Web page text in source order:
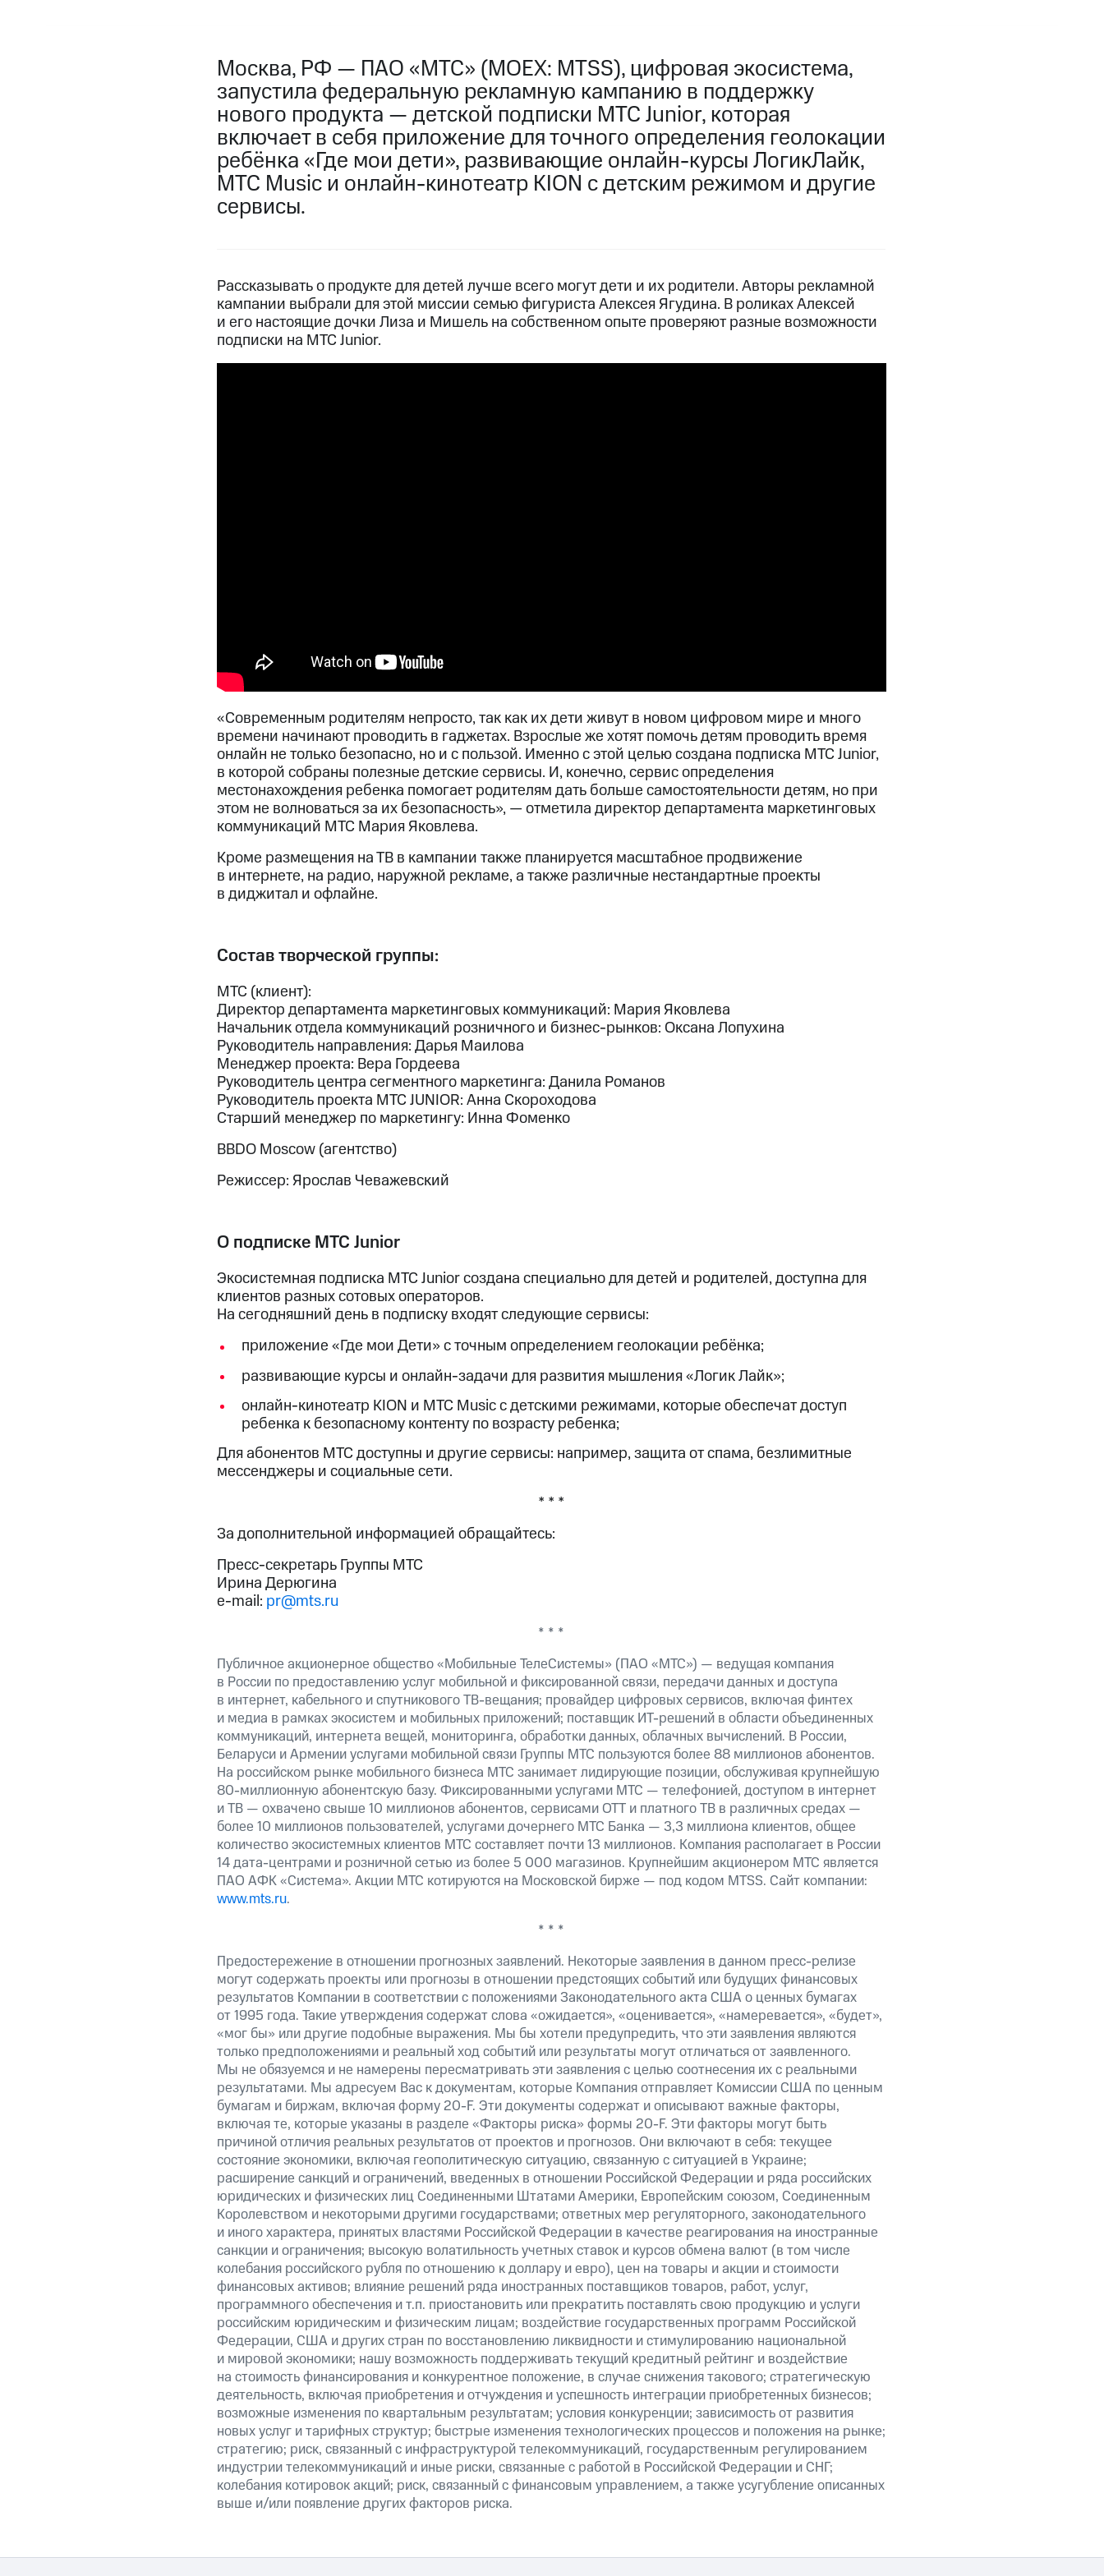
Москва, РФ — ПАО «МТС» (MOEX: MTSS), цифровая экосистема,
запустила федеральную рекламную кампанию в поддержку
нового продукта — детской подписки МТС Junior, которая
включает в себя приложение для точного определения геолокации
ребёнка «Где мои дети», развивающие онлайн-курсы ЛогикЛайк,
МТС Music и онлайн-кинотеатр KION с детским режимом и другие
сервисы.
Рассказывать о продукте для детей лучше всего могут дети и их родители. Авторы рекламной
кампании выбрали для этой миссии семью фигуриста Алексея Ягудина. В роликах Алексей
и его настоящие дочки Лиза и Мишель на собственном опыте проверяют разные возможности
подписки на МТС Junior.
«Современным родителям непросто, так как их дети живут в новом цифровом мире и много
времени начинают проводить в гаджетах. Взрослые же хотят помочь детям проводить время
онлайн не только безопасно, но и с пользой. Именно с этой целью создана подписка МТС Junior,
в которой собраны полезные детские сервисы. И, конечно, сервис определения
местонахождения ребенка помогает родителям дать больше самостоятельности детям, но при
этом не волноваться за их безопасность», — отметила директор департамента маркетинговых
коммуникаций МТС Мария Яковлева.
Кроме размещения на ТВ в кампании также планируется масштабное продвижение
в интернете, на радио, наружной рекламе, а также различные нестандартные проекты
в диджитал и офлайне.
Состав творческой группы:
МТС (клиент):
Директор департамента маркетинговых коммуникаций: Мария Яковлева
Начальник отдела коммуникаций розничного и бизнес-рынков: Оксана Лопухина
Руководитель направления: Дарья Маилова
Менеджер проекта: Вера Гордеева
Руководитель центра сегментного маркетинга: Данила Романов
Руководитель проекта МТС JUNIOR: Анна Скороходова
Старший менеджер по маркетингу: Инна Фоменко
BBDO Moscow (агентство)
Режиссер: Ярослав Чеважевский
О подписке МТС Junior
Экосистемная подписка МТС Junior создана специально для детей и родителей, доступна для
клиентов разных сотовых операторов.
На сегодняшний день в подписку входят следующие сервисы:
приложение «Где мои Дети» с точным определением геолокации ребёнка;
развивающие курсы и онлайн-задачи для развития мышления «Логик Лайк»;
онлайн-кинотеатр KION и МТС Music с детскими режимами, которые обеспечат доступ
ребенка к безопасному контенту по возрасту ребенка;
Для абонентов МТС доступны и другие сервисы: например, защита от спама, безлимитные
мессенджеры и социальные сети.
* * *
За дополнительной информацией обращайтесь:
Пресс-секретарь Группы МТС
Ирина Дерюгина
e-mail: pr@mts.ru
* * *
Публичное акционерное общество «Мобильные ТелеСистемы» (ПАО «МТС») — ведущая компания
в России по предоставлению услуг мобильной и фиксированной связи, передачи данных и доступа
в интернет, кабельного и спутникового ТВ-вещания; провайдер цифровых сервисов, включая финтех
и медиа в рамках экосистем и мобильных приложений; поставщик ИТ-решений в области объединенных
коммуникаций, интернета вещей, мониторинга, обработки данных, облачных вычислений. В России,
Беларуси и Армении услугами мобильной связи Группы МТС пользуются более 88 миллионов абонентов.
На российском рынке мобильного бизнеса МТС занимает лидирующие позиции, обслуживая крупнейшую
80-миллионную абонентскую базу. Фиксированными услугами МТС — телефонией, доступом в интернет
и ТВ — охвачено свыше 10 миллионов абонентов, сервисами OTT и платного ТВ в различных средах —
более 10 миллионов пользователей, услугами дочернего МТС Банка — 3,3 миллиона клиентов, общее
количество экосистемных клиентов МТС составляет почти 13 миллионов. Компания располагает в России
14 дата-центрами и розничной сетью из более 5 000 магазинов. Крупнейшим акционером МТС является
ПАО АФК «Система». Акции МТС котируются на Московской бирже — под кодом MTSS. Сайт компании:
www.mts.ru.
* * *
Предостережение в отношении прогнозных заявлений. Некоторые заявления в данном пресс-релизе
могут содержать проекты или прогнозы в отношении предстоящих событий или будущих финансовых
результатов Компании в соответствии с положениями Законодательного акта США о ценных бумагах
от 1995 года. Такие утверждения содержат слова «ожидается», «оценивается», «намеревается», «будет»,
«мог бы» или другие подобные выражения. Мы бы хотели предупредить, что эти заявления являются
только предположениями и реальный ход событий или результаты могут отличаться от заявленного.
Мы не обязуемся и не намерены пересматривать эти заявления с целью соотнесения их с реальными
результатами. Мы адресуем Вас к документам, которые Компания отправляет Комиссии США по ценным
бумагам и биржам, включая форму 20-F. Эти документы содержат и описывают важные факторы,
включая те, которые указаны в разделе «Факторы риска» формы 20-F. Эти факторы могут быть
причиной отличия реальных результатов от проектов и прогнозов. Они включают в себя: текущее
состояние экономики, включая геополитическую ситуацию, связанную с ситуацией в Украине;
расширение санкций и ограничений, введенных в отношении Российской Федерации и ряда российских
юридических и физических лиц Соединенными Штатами Америки, Европейским союзом, Соединенным
Королевством и некоторыми другими государствами; ответных мер регуляторного, законодательного
и иного характера, принятых властями Российской Федерации в качестве реагирования на иностранные
санкции и ограничения; высокую волатильность учетных ставок и курсов обмена валют (в том числе
колебания российского рубля по отношению к доллару и евро), цен на товары и акции и стоимости
финансовых активов; влияние решений ряда иностранных поставщиков товаров, работ, услуг,
программного обеспечения и т.п. приостановить или прекратить поставлять свою продукцию и услуги
российским юридическим и физическим лицам; воздействие государственных программ Российской
Федерации, США и других стран по восстановлению ликвидности и стимулированию национальной
и мировой экономики; нашу возможность поддерживать текущий кредитный рейтинг и воздействие
на стоимость финансирования и конкурентное положение, в случае снижения такового; стратегическую
деятельность, включая приобретения и отчуждения и успешность интеграции приобретенных бизнесов;
возможные изменения по квартальным результатам; условия конкуренции; зависимость от развития
новых услуг и тарифных структур; быстрые изменения технологических процессов и положения на рынке;
стратегию; риск, связанный с инфраструктурой телекоммуникаций, государственным регулированием
индустрии телекоммуникаций и иные риски, связанные с работой в Российской Федерации и СНГ;
колебания котировок акций; риск, связанный с финансовым управлением, а также усугубление описанных
выше и/или появление других факторов риска.